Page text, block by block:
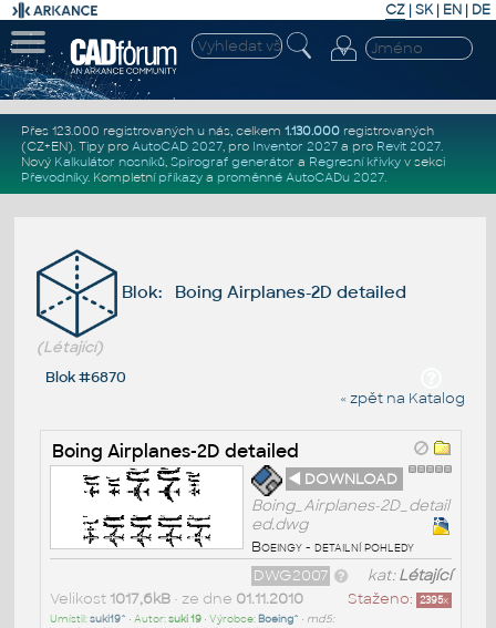
CZ | SK| EN | DE
Přes 123.000 registrovaných u nás, celkem 1.130.000registrovaných
(CZ+EN). Tipy pro AutoCAD 2027, pro Inventor 2027a pro Revit 2027.
Nový Kalkulátor nosníků, Spirograf generátor a Regresní křivkyv sekci
Převodníky. Kompletní příkazya proměnné AutoCADu 2027.
Blok: Boing Airplanes-2D detailed
(Létající)
Blok #6870
« zpět na Katalog
Boing Airplanes-2D detailed
◄ DOWNLOAD
Boing_Airplanes-2D_detail
ed.dwg
Boeingy - detailní pohledy
kat:Létající
DWG2007
Staženo: 2395x
Velikost 1017,6kB• ze dne 01.11.2010
Umístil:suki19^ • Autor:suki 19• Výrobce: Boeing^ • md5: